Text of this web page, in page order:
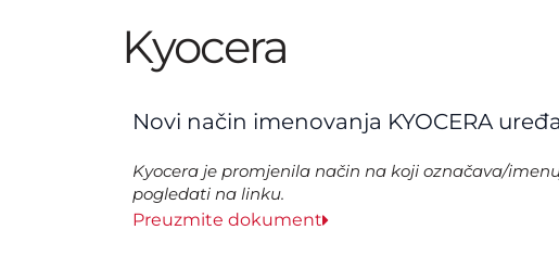
Kyocera
Novi način imenovanja KYOCERA
Kyocera je promjenila način na koji označava/
pogledati na linku.
Preuzmite dokument